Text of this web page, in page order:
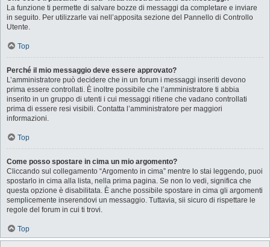
La funzione ti permette di salvare bozze di messaggi da completare e inviare
in seguito. Per utilizzarle vai nell’apposita sezione del Pannello di Controllo
Utente.
Top
Perché il mio messaggio deve essere approvato?
L’amministratore può decidere che in un forum i messaggi inseriti devono
prima essere controllati. È inoltre possibile che l’amministratore ti abbia
inserito in un gruppo di utenti i cui messaggi ritiene che vadano controllati
prima di essere resi visibili. Contatta l’amministratore per maggiori
informazioni.
Top
Come posso spostare in cima un mio argomento?
Cliccando sul collegamento “Argomento in cima” mentre lo stai leggendo, puoi
spostarlo in cima alla lista, nella prima pagina. Se non lo vedi, significa che
questa opzione è disabilitata. È anche possibile spostare in cima gli argomenti
semplicemente inserendovi un messaggio. Tuttavia, sii sicuro di rispettare le
regole del forum in cui ti trovi.
Top